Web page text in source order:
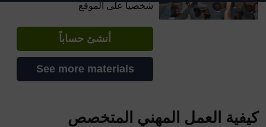
شخصياً على الموقع
أنشئ حساباً
See more materials
كيفية العمل المهني المتخصص